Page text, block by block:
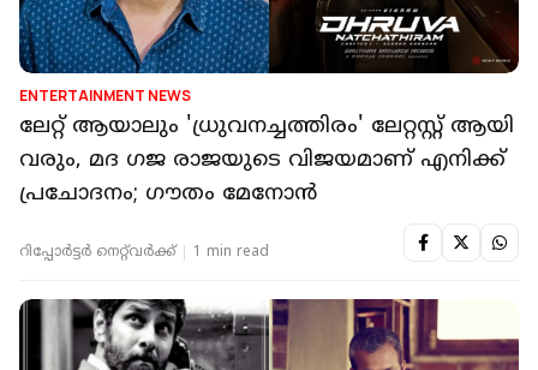
ENTERTAINMENT NEWS
ലേറ്റ് ആയാലും 'ധ്രുവനച്ചത്തിരം' ലേറ്റസ്റ്റ് ആയി
വരും, മദ ഗജ രാജയുടെ വിജയമാണ് എനിക്ക്
പ്രചോദനം; ഗൗതം മേനോൻ
റിപ്പോർട്ടർ നെറ്റ്‌വര്‍ക്ക്‌ 1 min read